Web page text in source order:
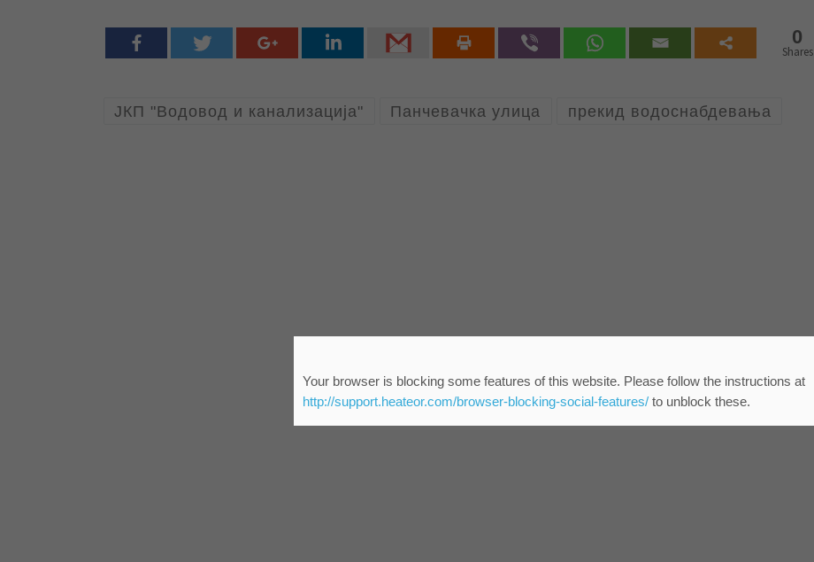
0
Shares
ЈКП "Водовод и канализација" Панчевачка улица прекид водоснабдевања
Your browser is blocking some features of this website. Please follow the instructions at
http://support.heateor.com/browser-blocking-social-features/to unblock these.